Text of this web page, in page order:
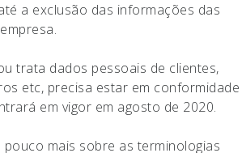
a exclusão das informações das
trata dados pessoais de clientes,
etc, precisa estar em conformidade
em vigor em agosto de 2020.
pouco mais sobre as terminologias